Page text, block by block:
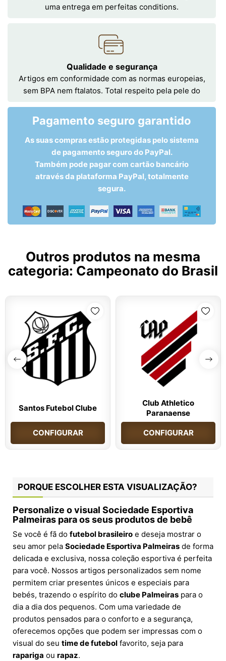
uma entrega em perfeitas conditions.
Qualidade e segurança
Artigos em conformidade com as normas europeias,
sem BPA nem ftalatos. Total respeito pela pele do
Pagamento seguro garantido
As suas compras estão protegidas pelo sistema
de pagamento seguro do PayPal.
Também pode pagar com cartão bancário
através da plataforma PayPal, totalmente
segura.
Outros produtos na mesma
categoria: Campeonato do Brasil
Santos Futebol Clube
CONFIGURAR
Club Athletico
Paranaense
CONFIGURAR
PORQUE ESCOLHER ESTA VISUALIZAÇÃO?
Personalize o visual Sociedade Esportiva
Palmeiras para os seus produtos de bebê
Se você é fã do futebol brasileiro e deseja mostrar o
seu amor pela Sociedade Esportiva Palmeiras de forma
delicada e exclusiva, nossa coleção esportiva é perfeita
para você. Nossos artigos personalizados sem nome
permitem criar presentes únicos e especiais para
bebés, trazendo o espírito do clube Palmeiras para o
dia a dia dos pequenos. Com uma variedade de
produtos pensados para o conforto e a segurança,
oferecemos opções que podem ser impressas com o
visual do seu time de futebol favorito, seja para
rapariga ou rapaz.